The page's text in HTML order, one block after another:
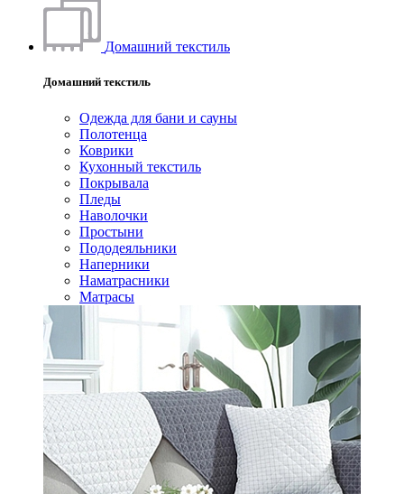
Домашний текстиль
Домашний текстиль
Одежда для бани и сауны
Полотенца
Коврики
Кухонный текстиль
Покрывала
Пледы
Наволочки
Простыни
Пододеяльники
Наперники
Наматрасники
Матрасы